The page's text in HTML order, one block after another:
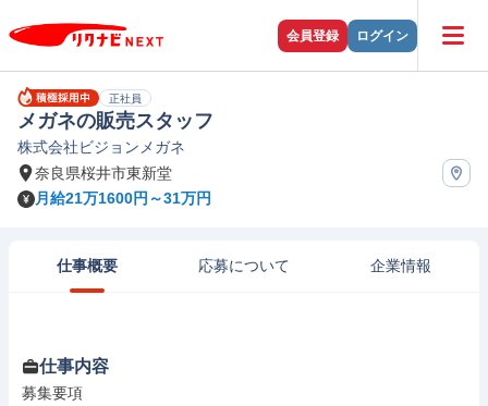
会員登録 ログイン
正社員
メガネの販売スタッフ
株式会社ビジョンメガネ
奈良県桜井市東新堂
月給21万1600円～31万円
仕事概要 応募について 企業情報
仕事内容
募集要項